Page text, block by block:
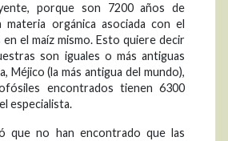
porque son 7200 años de
materia orgánica asociada con el
en el maíz mismo. Esto quiere decir
son iguales o más antiguas
Méjico (la más antigua del mundo),
encontrados tienen 6300
especialista.
que no han encontrado que las